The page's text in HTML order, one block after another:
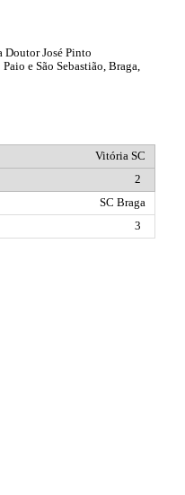
Doutor José Pinto
e São Sebastião, Braga,
Vitória SC
2
SC Braga
3